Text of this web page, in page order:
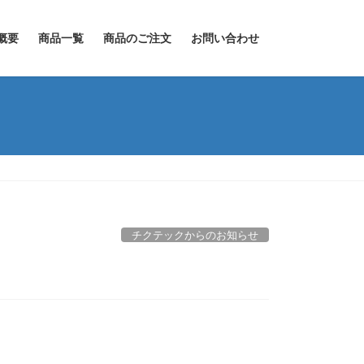
要 商品一覧 商品のご注文 お問い合わせ
チクテックからのお知らせ